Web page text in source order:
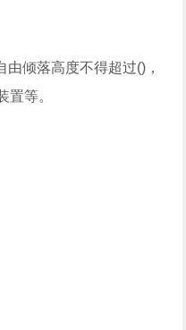
倾落高度不得超过()，
置等。